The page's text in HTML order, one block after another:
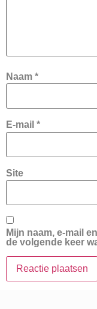
Naam *
E-mail *
Site
Mijn naam, e-mail
de volgende keer